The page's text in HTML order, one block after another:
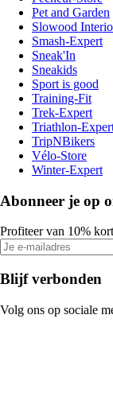
Pet and Garden
Slowood
Smash-Expert
Sneak'In
Sneakids
Sport is good
Training-Fit
Trek-Expert
Triathlon-
TripNBikers
Vélo-Store
Winter-Expert
Abonneer je op
Profiteer van 10%
Blijf verbonden
Volg ons op sociale